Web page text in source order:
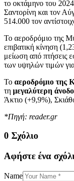
το οκτάμηνο του
Σαντορίνη και τον
514.000 τον
Το αεροδρόμιο της
επιβατική κίνηση
μείωση από πτήσεις
των υψηλών τιμών
Το αεροδρόμιο της
τη μεγαλύτερη άνοδο
Άκτιο (+9,9%),
*Πηγή: reader.gr
0 Σχόλιο
Αφήστε ένα
Name